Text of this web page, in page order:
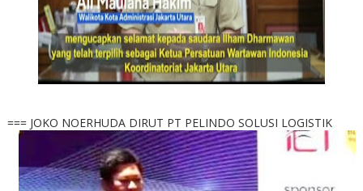
=== JOKO NOERHUDA DIRUT PT PELINDO SOLUSI LOGISTIK